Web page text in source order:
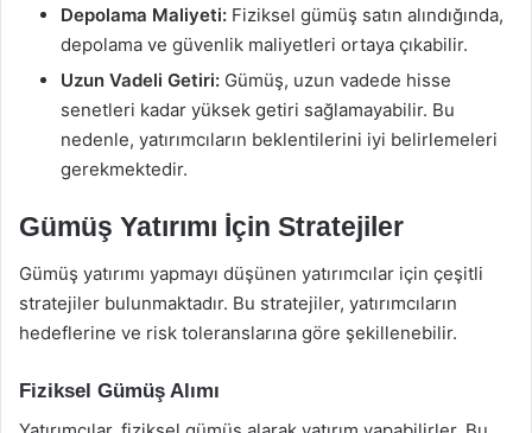
Depolama Maliyeti: Fiziksel gümüş satın alındığında,
depolama ve güvenlik maliyetleri ortaya çıkabilir.
Uzun Vadeli Getiri: Gümüş, uzun vadede hisse
senetleri kadar yüksek getiri sağlamayabilir. Bu
nedenle, yatırımcıların beklentilerini iyi belirlemeleri
gerekmektedir.
Gümüş Yatırımı İçin Stratejiler
Gümüş yatırımı yapmayı düşünen yatırımcılar için çeşitli
stratejiler bulunmaktadır. Bu stratejiler, yatırımcıların
hedeflerine ve risk toleranslarına göre şekillenebilir.
Fiziksel Gümüş Alımı